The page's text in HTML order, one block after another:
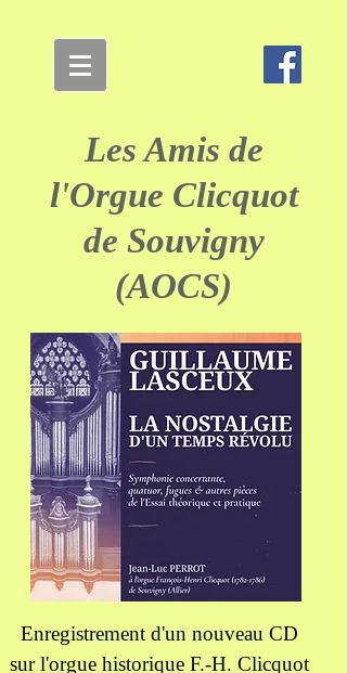
Les Amis de
l'Orgue Clicquot
de Souvigny
(AOCS)
Enregistrement d'un nouveau CD
sur l'orgue historique F.-H. Clicquot